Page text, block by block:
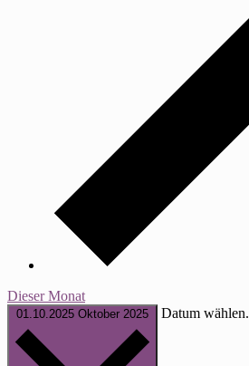
Dieser Monat
01.10.2025 Oktober 2025 Datum wählen.